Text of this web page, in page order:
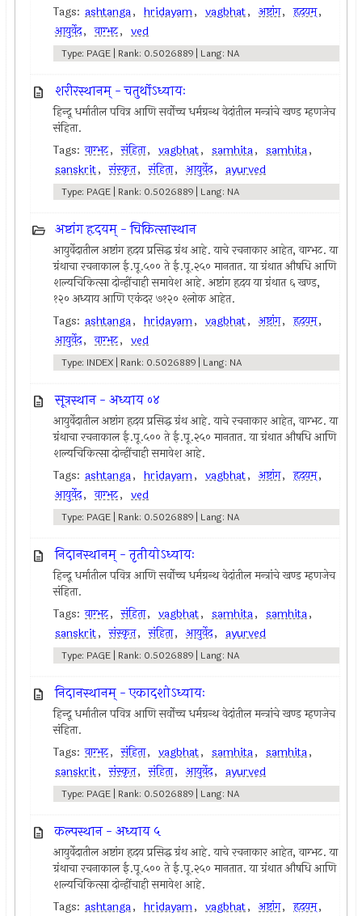
Tags: ashtanga, hridayam, vagbhat, अष्टांग, हृदयम्,
आयुर्वेद, वाग्भट, ved
Type: PAGE | Rank: 0.5026889 | Lang: NA
शरीरस्थानम् - चतुर्थोऽध्यायः
हिन्दू धर्मातील पवित्र आणि सर्वोच्च धर्मग्रन्थ वेदांतील मन्त्रांचे खण्ड म्हणजेच
संहिता.
Tags: वाग्भट, संहिता, vagbhat, samhita, samhita,
sanskrit, संस्कृत, संहिता, आयुर्वेद, ayurved
Type: PAGE | Rank: 0.5026889 | Lang: NA
अष्टांग हृदयम् - चिकित्सास्थान
आयुर्वेदातील अष्टांग हृदय प्रसिद्ध ग्रंथ आहे. याचे रचनाकार आहेत, वाग्भट. या
ग्रंथाचा रचनाकाल ई.पू.५०० ते ई.पू.२५० मानतात. या ग्रंथात औषधि आणि
शल्यचिकित्सा दोन्हींचाही समावेश आहे. अष्टांग हृदय या ग्रंथात ६ खण्ड,
१२० अध्याय आणि एकंदर ७१२० श्लोक आहेत.
Tags: ashtanga, hridayam, vagbhat, अष्टांग, हृदयम्,
आयुर्वेद, वाग्भट, ved
Type: INDEX | Rank: 0.5026889 | Lang: NA
सूत्रस्थान - अध्याय ०४
आयुर्वेदातील अष्टांग हृदय प्रसिद्ध ग्रंथ आहे. याचे रचनाकार आहेत, वाग्भट. या
ग्रंथाचा रचनाकाल ई.पू.५०० ते ई.पू.२५० मानतात. या ग्रंथात औषधि आणि
शल्यचिकित्सा दोन्हींचाही समावेश आहे.
Tags: ashtanga, hridayam, vagbhat, अष्टांग, हृदयम्,
आयुर्वेद, वाग्भट, ved
Type: PAGE | Rank: 0.5026889 | Lang: NA
निदानस्थानम् - तृतीयोऽध्यायः
हिन्दू धर्मातील पवित्र आणि सर्वोच्च धर्मग्रन्थ वेदांतील मन्त्रांचे खण्ड म्हणजेच
संहिता.
Tags: वाग्भट, संहिता, vagbhat, samhita, samhita,
sanskrit, संस्कृत, संहिता, आयुर्वेद, ayurved
Type: PAGE | Rank: 0.5026889 | Lang: NA
निदानस्थानम् - एकादशोऽध्यायः
हिन्दू धर्मातील पवित्र आणि सर्वोच्च धर्मग्रन्थ वेदांतील मन्त्रांचे खण्ड म्हणजेच
संहिता.
Tags: वाग्भट, संहिता, vagbhat, samhita, samhita,
sanskrit, संस्कृत, संहिता, आयुर्वेद, ayurved
Type: PAGE | Rank: 0.5026889 | Lang: NA
कल्पस्थान - अध्याय ५
आयुर्वेदातील अष्टांग हृदय प्रसिद्ध ग्रंथ आहे. याचे रचनाकार आहेत, वाग्भट. या
ग्रंथाचा रचनाकाल ई.पू.५०० ते ई.पू.२५० मानतात. या ग्रंथात औषधि आणि
शल्यचिकित्सा दोन्हींचाही समावेश आहे.
Tags: ashtanga, hridayam, vagbhat, अष्टांग, हृदयम्,